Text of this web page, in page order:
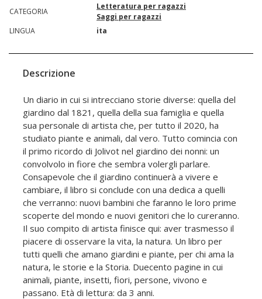
CATEGORIA
Letteratura per ragazzi
Saggi per ragazzi
LINGUA
ita
Descrizione
Un diario in cui si intrecciano storie diverse: quella del
giardino dal 1821, quella della sua famiglia e quella
sua personale di artista che, per tutto il 2020, ha
studiato piante e animali, dal vero. Tutto comincia con
il primo ricordo di Jolivot nel giardino dei nonni: un
convolvolo in fiore che sembra volergli parlare.
Consapevole che il giardino continuerà a vivere e
cambiare, il libro si conclude con una dedica a quelli
che verranno: nuovi bambini che faranno le loro prime
scoperte del mondo e nuovi genitori che lo cureranno.
Il suo compito di artista finisce qui: aver trasmesso il
piacere di osservare la vita, la natura. Un libro per
tutti quelli che amano giardini e piante, per chi ama la
natura, le storie e la Storia. Duecento pagine in cui
animali, piante, insetti, fiori, persone, vivono e
passano. Età di lettura: da 3 anni.